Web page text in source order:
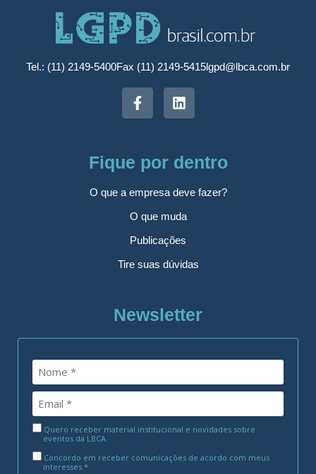
Tel.: (11) 2149-5400Fax (11) 2149-5415lgpd@lbca.com.br
Fique por dentro
O que a empresa deve fazer?
O que muda
Publicações
Tire suas dúvidas
Newsletter
Quero receber material institucional e novidades sobre
eventos da LBCA
Concordo em receber comunicações de acordo com meus
interesses.*